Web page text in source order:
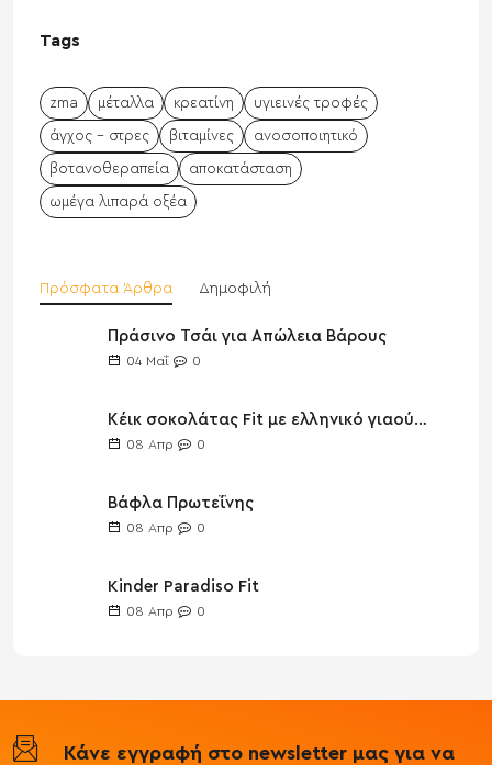
Tags
zma μέταλλα κρεατίνη υγιεινές τροφές
άγχος - στρες βιταμίνες ανοσοποιητικό
βοτανοθεραπεία αποκατάσταση
ωμέγα λιπαρά οξέα
Πρόσφατα Άρθρα Δημοφιλή
Πράσινο Τσάι για Απώλεια Βάρους
04 Μαΐ 0
Κέικ σοκολάτας Fit με ελληνικό γιαούρτι
08 Απρ 0
Βάφλα Πρωτεΐνης
08 Απρ 0
Kinder Paradiso Fit
08 Απρ 0
Κάνε εγγραφή στο newsletter μας για να